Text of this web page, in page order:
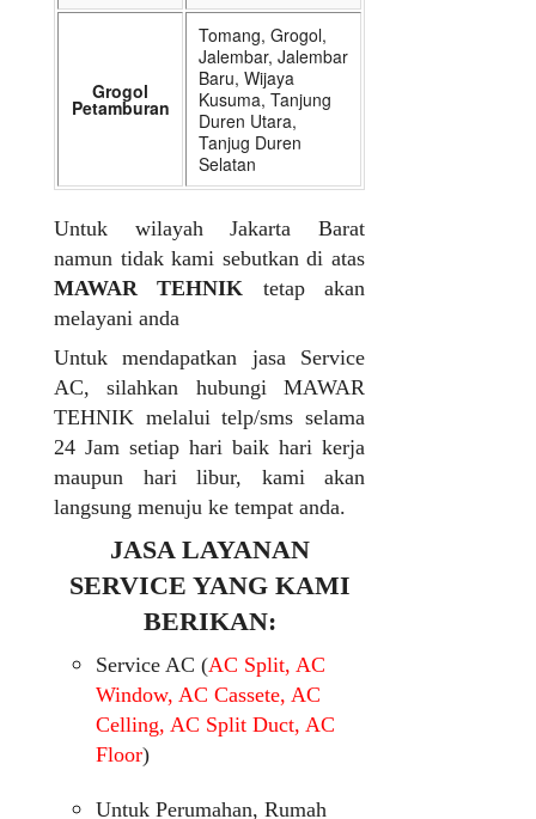
Grogol
Petamburan
Tomang, Grogol,
Jalembar, Jalembar
Baru, Wijaya
Kusuma, Tanjung
Duren Utara,
Tanjug Duren
Selatan
Untuk wilayah Jakarta Barat
namun tidak kami sebutkan di atas
MAWAR TEHNIK tetap akan
melayani anda
Untuk mendapatkan jasa Service
AC, silahkan hubungi MAWAR
TEHNIK melalui telp/sms selama
24 Jam setiap hari baik hari kerja
maupun hari libur, kami akan
langsung menuju ke tempat anda.
JASA LAYANAN
SERVICE YANG KAMI
BERIKAN:
Service AC (AC Split, AC
Window, AC Cassete, AC
Celling, AC Split Duct, AC
Floor)
Untuk Perumahan, Rumah